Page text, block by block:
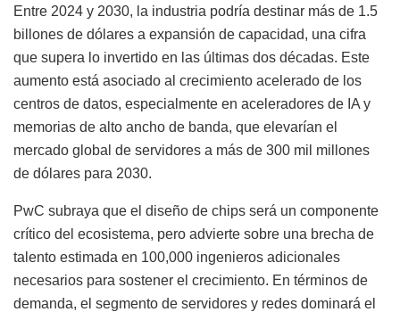
Entre 2024 y 2030, la industria podría destinar más de 1.5
billones de dólares a expansión de capacidad, una cifra
que supera lo invertido en las últimas dos décadas. Este
aumento está asociado al crecimiento acelerado de los
centros de datos, especialmente en aceleradores de IA y
memorias de alto ancho de banda, que elevarían el
mercado global de servidores a más de 300 mil millones
de dólares para 2030.
PwC subraya que el diseño de chips será un componente
crítico del ecosistema, pero advierte sobre una brecha de
talento estimada en 100,000 ingenieros adicionales
necesarios para sostener el crecimiento. En términos de
demanda, el segmento de servidores y redes dominará el